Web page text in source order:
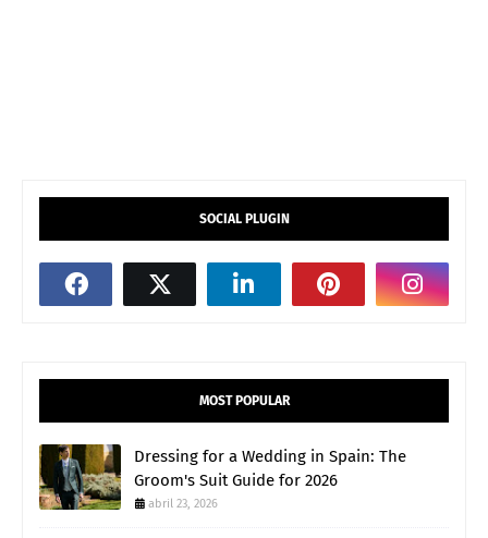
SOCIAL PLUGIN
MOST POPULAR
Dressing for a Wedding in Spain: The
Groom's Suit Guide for 2026
abril 23, 2026